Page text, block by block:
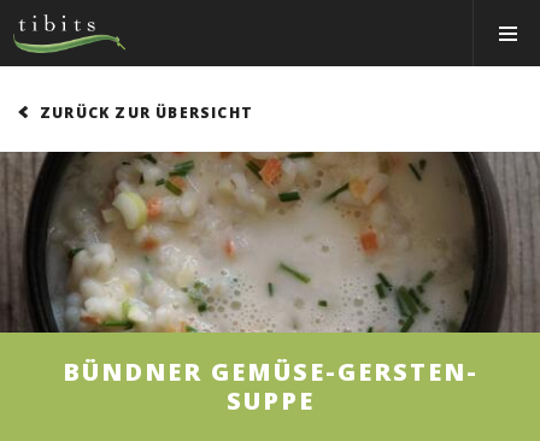
Tibits:
Home
Main
NEWS
EVENTS
MEMBER
ÜBER UNS
EVENTRÄUME
ZURÜCK ZUR ÜBERSICHT
BÜNDNER GEMÜSE-GERSTEN-
SUPPE